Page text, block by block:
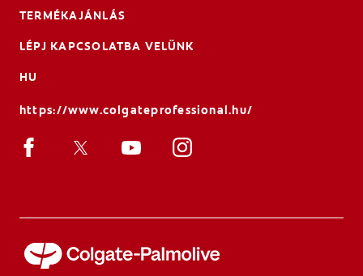
TERMÉKAJÁNLÁS
LÉPJ KAPCSOLATBA VELÜNK
HU
https://www.colgateprofessional.hu/